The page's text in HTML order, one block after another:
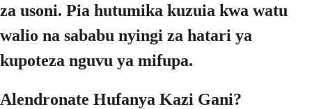
za usoni. Pia hutumika kuzuia kwa watu
walio na sababu nyingi za hatari ya
kupoteza nguvu ya mifupa.
Alendronate Hufanya Kazi Gani?